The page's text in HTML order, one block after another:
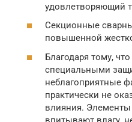
удовлетворяющий
Секционные
повышенной
Благодаря тому,
специальными
неблагоприятные
практически не
влияния.